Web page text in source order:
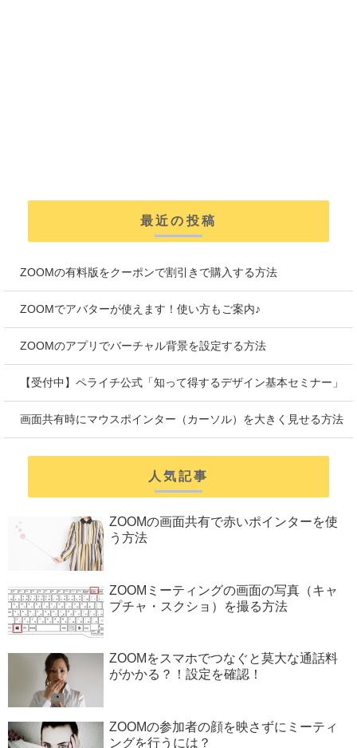
最近の投稿
ZOOMの有料版をクーポンで割引きで購入する方法
ZOOMでアバターが使えます！使い方もご案内♪
ZOOMのアプリでバーチャル背景を設定する方法
【受付中】ペライチ公式「知って得するデザイン基本セミナー」
画面共有時にマウスポインター（カーソル）を大きく見せる方法
人気記事
ZOOMの画面共有で赤いポインターを使
う方法
ZOOMミーティングの画面の写真（キャ
プチャ・スクショ）を撮る方法
ZOOMをスマホでつなぐと莫大な通話料
がかかる？！設定を確認！
ZOOMの参加者の顔を映さずにミーティ
ングを行うには？